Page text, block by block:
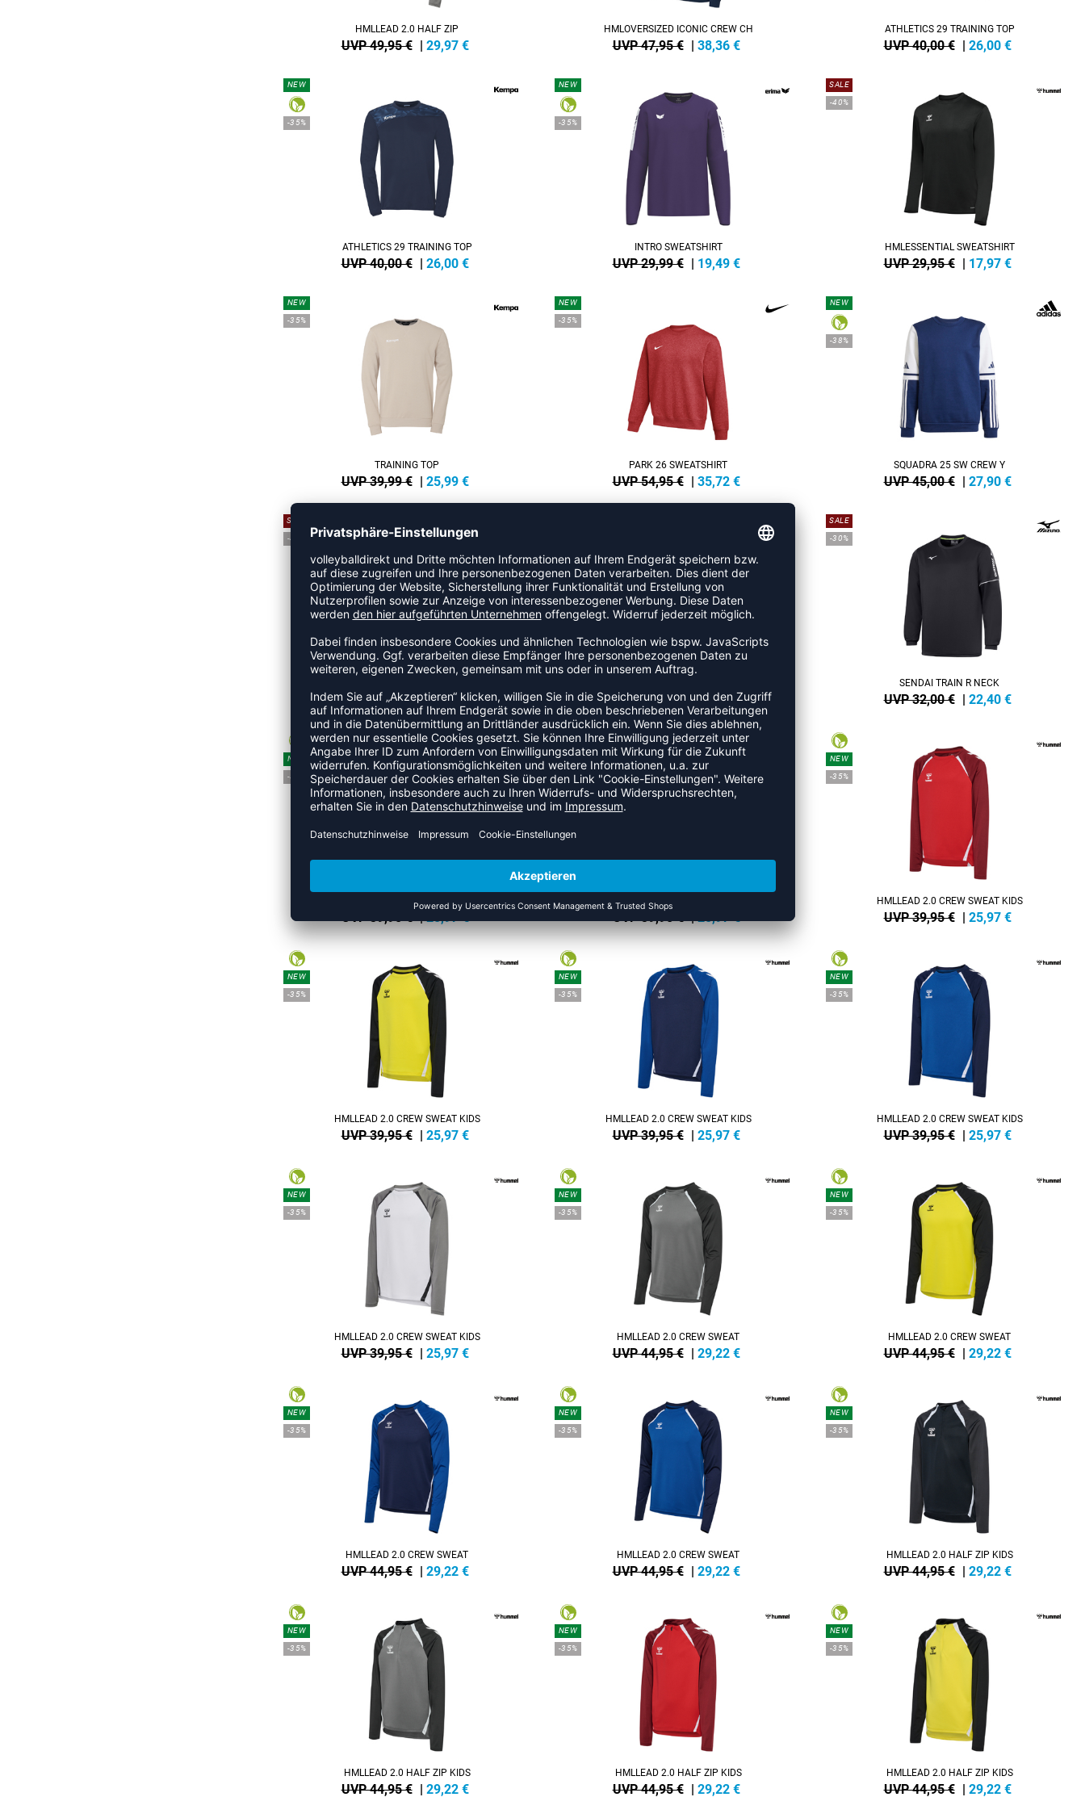
HMLLEAD 2.0 HALF ZIP
UVP 49,95 € | 29,97 €
HMLOVERSIZED ICONIC CREW CH
UVP 47,95 € | 38,36 €
ATHLETICS 29 TRAINING TOP
UVP 40,00 € | 26,00 €
NEW
-35%
ATHLETICS 29 TRAINING TOP
UVP 40,00 € | 26,00 €
NEW
-35%
INTRO SWEATSHIRT
UVP 29,99 € | 19,49 €
SALE
-40%
HMLESSENTIAL SWEATSHIRT
UVP 29,95 € | 17,97 €
NEW
-35%
TRAINING TOP
UVP 39,99 € | 25,99 €
NEW
-35%
PARK 26 SWEATSHIRT
UVP 54,95 € | 35,72 €
NEW
-38%
SQUADRA 25 SW CREW Y
UVP 45,00 € | 27,90 €
SALE
-40%
UVP 39,95 € |23,97 €
-35%
UVP 34,99 € |22,74 €
SALE
-30%
SENDAI TRAIN R NECK
UVP 32,00 € | 22,40 €
NEW
-35%
HMLLEAD 2.0 CREW SWEAT KIDS
UVP 39,95 € |25,97 €
NEW
-35%
HMLLEAD 2.0 CREW SWEAT KIDS
UVP 39,95 € |25,97 €
NEW
-35%
HMLLEAD 2.0 CREW SWEAT KIDS
UVP 39,95 € | 25,97 €
NEW
-35%
HMLLEAD 2.0 CREW SWEAT KIDS
UVP 39,95 € | 25,97 €
NEW
-35%
HMLLEAD 2.0 CREW SWEAT KIDS
UVP 39,95 € | 25,97 €
NEW
-35%
HMLLEAD 2.0 CREW SWEAT KIDS
UVP 39,95 € | 25,97 €
NEW
-35%
HMLLEAD 2.0 CREW SWEAT KIDS
UVP 39,95 € | 25,97 €
NEW
-35%
HMLLEAD 2.0 CREW SWEAT
UVP 44,95 € | 29,22 €
NEW
-35%
HMLLEAD 2.0 CREW SWEAT
UVP 44,95 € | 29,22 €
NEW
-35%
HMLLEAD 2.0 CREW SWEAT
UVP 44,95 € | 29,22 €
NEW
-35%
HMLLEAD 2.0 CREW SWEAT
UVP 44,95 € | 29,22 €
NEW
-35%
HMLLEAD 2.0 HALF ZIP KIDS
UVP 44,95 € | 29,22 €
NEW
-35%
HMLLEAD 2.0 HALF ZIP KIDS
UVP 44,95 € | 29,22 €
NEW
-35%
HMLLEAD 2.0 HALF ZIP KIDS
UVP 44,95 € | 29,22 €
NEW
-35%
HMLLEAD 2.0 HALF ZIP KIDS
UVP 44,95 € | 29,22 €